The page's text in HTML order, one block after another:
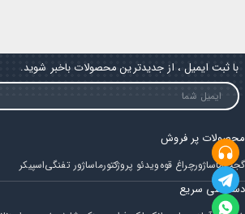
با ثبت ایمیل ، از جدیدترین محصولات باخبر شوید.
محصولات پر فروش
گجتماساژورچراغ قوهویدئو پروژکتورماساژور تفنگیاسپیکر
دسترسی سریع